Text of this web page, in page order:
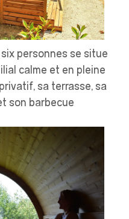
personnes se situe
calme et en pleine
sa terrasse, sa
son barbecue